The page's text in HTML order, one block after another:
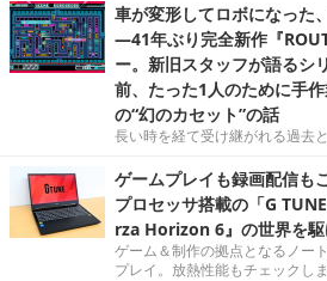
車が変形してロボになった
―41年ぶり完全新作『
ー。新旧スタッフが語るシ
前、たった1人のために手
の“幻のカセット”の話
長い時を経て受け継がれる過去
ゲームプレイも録画配信
プロセッサ搭載の「G
rza Horizon 6』の世界を駆
ゲーム＆制作の拠点となるノー
プレイ。放熱性能もチェックし